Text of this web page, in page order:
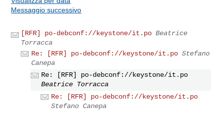
Messaggio successivo
[RFR] po-debconf://keystone/it.po Beatrice
Torracca
Re: [RFR] po-debconf://keystone/it.po Stefano
Canepa
Re: [RFR] po-debconf://keystone/it.po
Beatrice Torracca
Re: [RFR] po-debconf://keystone/it.po
Stefano Canepa